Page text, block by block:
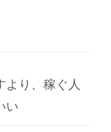
より、稼ぐ人
い